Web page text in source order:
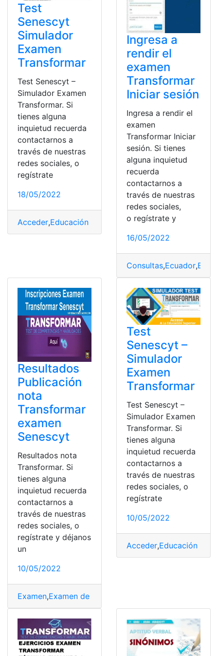
Test
Senescyt
Simulador
Examen
Transformar
Test Senescyt –
Simulador Examen
Transformar. Si
tienes alguna
inquietud recuerda
contactarnos a
través de nuestras
redes sociales, o
regístrate
18/05/2022
Acceder,Educación superior Exámen de acceso
Ingresa a
rendir el
examen
Transformar
Iniciar sesión
Ingresa a rendir el
examen
Transformar Iniciar
sesión. Si tienes
alguna inquietud
recuerda
contactarnos a
través de nuestras
redes sociales,
o regístrate y
16/05/2022
Consultas,Ecuador,
Resultados
Publicación
nota
Transformar
examen
Senescyt
Resultados nota
Transformar. Si
tienes alguna
inquietud recuerda
contactarnos a
través de nuestras
redes sociales, o
regístrate y déjanos
un
10/05/2022
Examen,Examen de ingreso
Test
Senescyt –
Simulador
Examen
Transformar
Test Senescyt –
Simulador Examen
Transformar. Si
tienes alguna
inquietud recuerda
contactarnos a
través de nuestras
redes sociales, o
regístrate
10/05/2022
Acceder,Educación